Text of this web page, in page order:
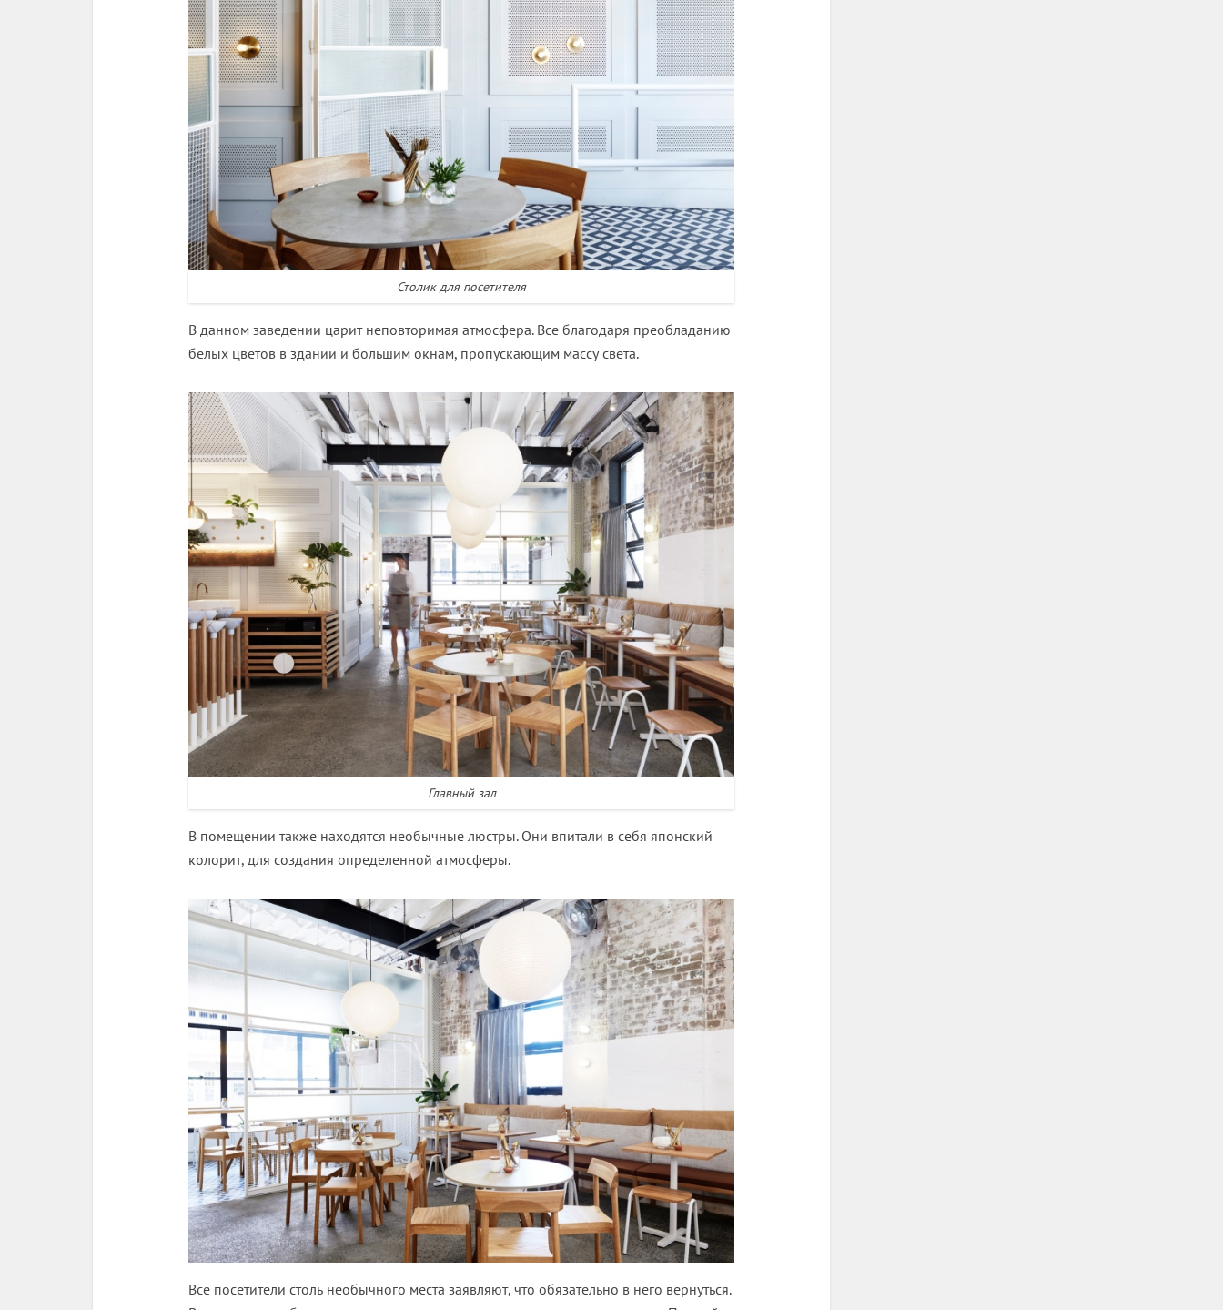
Столик для посетителя
В данном заведении царит неповторимая атмосфера. Все благодаря преобладанию
белых цветов в здании и большим окнам, пропускающим массу света.
Главный зал
В помещении также находятся необычные люстры. Они впитали в себя японский
колорит, для создания определенной атмосферы.
Все посетители столь необычного места заявляют, что обязательно в него вернуться.